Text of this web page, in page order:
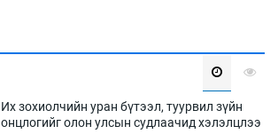
Их зохиолчийн уран бүтээл, туурвил зүйн
онцлогийг олон улсын судлаачид хэлэлцлээ